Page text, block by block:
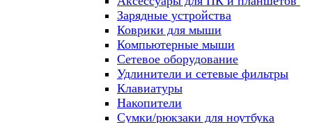
Зарядные устройства
Коврики для мыши
Компьютерные мыши
Сетевое оборудование
Удлинители и сетевые фильтры
Клавиатуры
Накопители
Сумки/рюкзаки для ноутбука